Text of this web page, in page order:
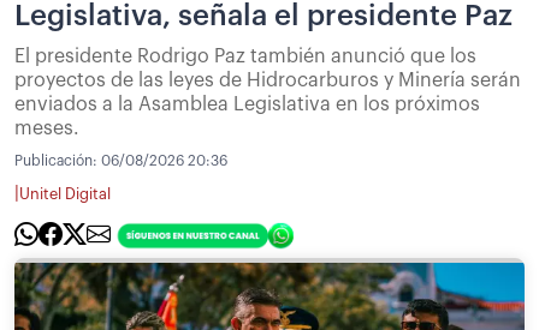
Legislativa, señala el presidente Paz
El presidente Rodrigo Paz también anunció que los
proyectos de las leyes de Hidrocarburos y Minería serán
enviados a la Asamblea Legislativa en los próximos
meses.
Publicación: 06/08/2026 20:36
Unitel Digital